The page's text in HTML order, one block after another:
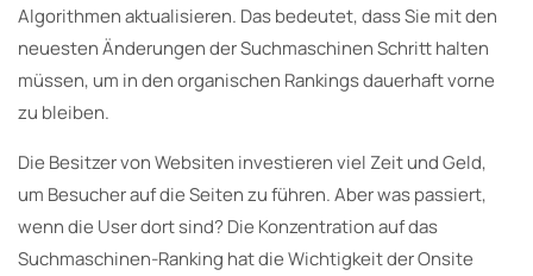
Algorithmen aktualisieren. Das bedeutet, dass Sie mit den
neuesten Änderungen der Suchmaschinen Schritt halten
müssen, um in den organischen Rankings dauerhaft vorne
zu bleiben.
Die Besitzer von Websiten investieren viel Zeit und Geld,
um Besucher auf die Seiten zu führen. Aber was passiert,
wenn die User dort sind? Die Konzentration auf das
Suchmaschinen-Ranking hat die Wichtigkeit der Onsite